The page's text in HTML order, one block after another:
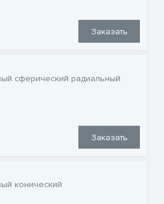
Заказать
сферический радиальный
Заказать
конический